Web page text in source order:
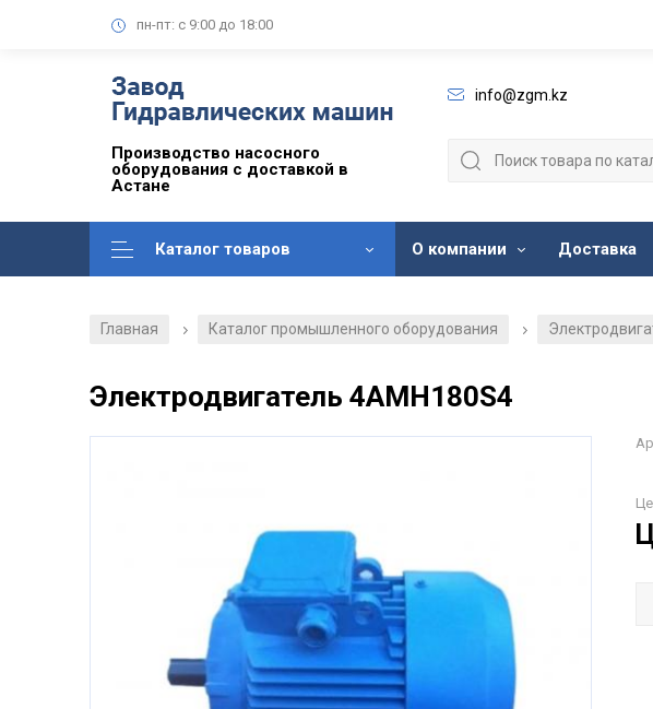
пн-пт: с 9:00 до 18:00
Производство насосного
оборудования с доставкой в
Астане
info@zgm.kz
Каталог товаров О компании Доставка
Главная / Каталог промышленного оборудования /
Электродвигатель 4АМН180S4